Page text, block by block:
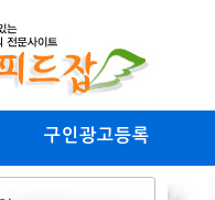
구인광고등록